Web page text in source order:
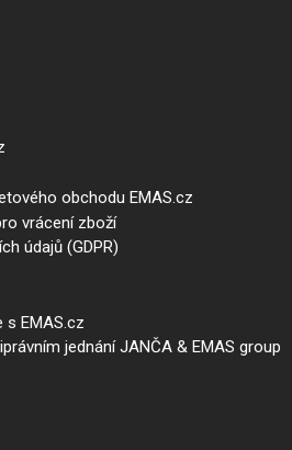
obchodu EMAS.cz
vrácení zboží
údajů (GDPR)
EMAS.cz
jednání JANČA & EMAS group